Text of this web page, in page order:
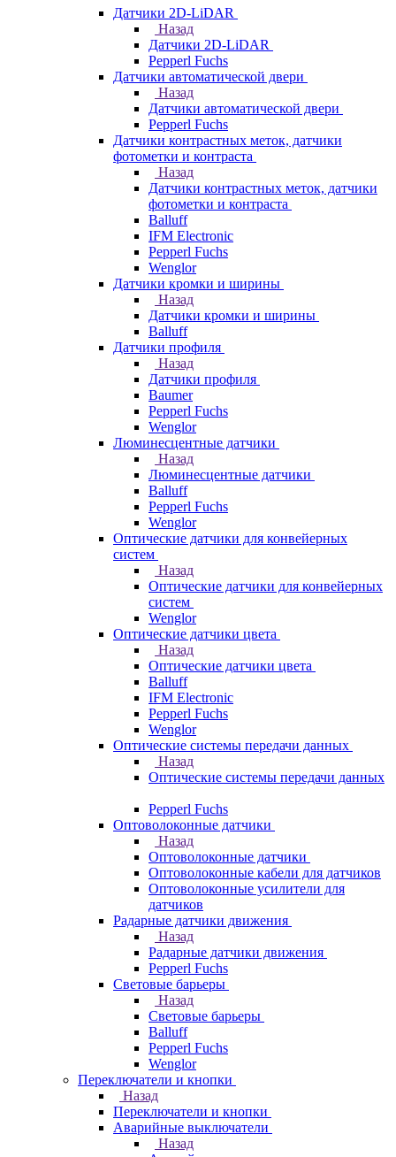
Датчики 2D-LiDAR
Назад
Датчики 2D-LiDAR
Pepperl Fuchs
Датчики автоматической двери
Назад
Датчики автоматической двери
Pepperl Fuchs
Датчики контрастных меток, датчики
фотометки и контраста
Назад
Датчики контрастных меток, датчики
фотометки и контраста
Balluff
IFM Electronic
Pepperl Fuchs
Wenglor
Датчики кромки и ширины
Назад
Датчики кромки и ширины
Balluff
Датчики профиля
Назад
Датчики профиля
Baumer
Pepperl Fuchs
Wenglor
Люминесцентные датчики
Назад
Люминесцентные датчики
Balluff
Pepperl Fuchs
Wenglor
Оптические датчики для конвейерных
систем
Назад
Оптические датчики для конвейерных
систем
Wenglor
Оптические датчики цвета
Назад
Оптические датчики цвета
Balluff
IFM Electronic
Pepperl Fuchs
Wenglor
Оптические системы передачи данных
Назад
Оптические системы передачи данных
Pepperl Fuchs
Оптоволоконные датчики
Назад
Оптоволоконные датчики
Оптоволоконные кабели для датчиков
Оптоволоконные усилители для
датчиков
Радарные датчики движения
Назад
Радарные датчики движения
Pepperl Fuchs
Световые барьеры
Назад
Световые барьеры
Balluff
Pepperl Fuchs
Wenglor
Переключатели и кнопки
Назад
Переключатели и кнопки
Аварийные выключатели
Назад